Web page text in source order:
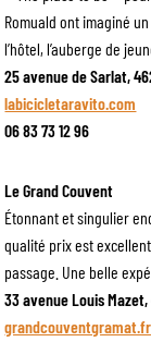
Romuald ont imaginé
l’hôtel, l’auberge de
25 avenue de Sarlat,
labicicletaravito.com
06 83 73 12 96
Le Grand Couvent
Étonnant et singulier
qualité prix est
passage. Une belle
33 avenue Louis
grandcouventgramat.fr